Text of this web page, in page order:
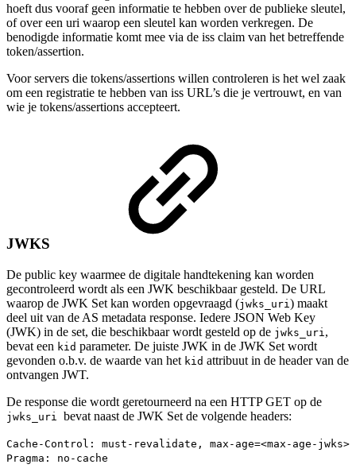
hoeft dus vooraf geen informatie te hebben over de publieke sleutel,
of over een uri waarop een sleutel kan worden verkregen. De
benodigde informatie komt mee via de iss claim van het betreffende
token/assertion.
Voor servers die tokens/assertions willen controleren is het wel zaak
om een registratie te hebben van iss URL’s die je vertrouwt, en van
wie je tokens/assertions accepteert.
JWKS
De public key waarmee de digitale handtekening kan worden
gecontroleerd wordt als een JWK beschikbaar gesteld. De URL
waarop de JWK Set kan worden opgevraagd (jwks_uri ) maakt
deel uit van de AS metadata response. Iedere JSON Web Key
(JWK) in de set, die beschikbaar wordt gesteld op de jwks_uri ,
bevat een kid parameter. De juiste JWK in de JWK Set wordt
gevonden o.b.v. de waarde van het kid attribuut in de header van de
ontvangen JWT.
De response die wordt geretourneerd na een HTTP GET op de
jwks_uri bevat naast de JWK Set de volgende headers:
Cache-Control: must-revalidate, max-age=<max-age-jwks>
Pragma: no-cache